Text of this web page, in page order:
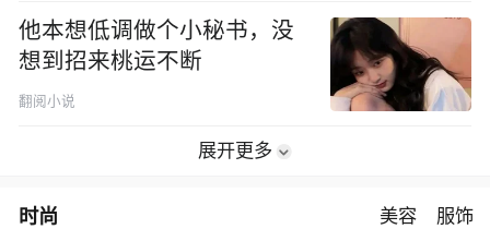
他本想低调做个小秘书，没
想到招来桃运不断
翻阅小说
展开更多
时尚 美容 服饰